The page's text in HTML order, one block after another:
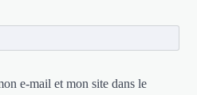
e-mail et mon site dans le